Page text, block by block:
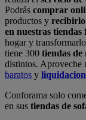
Podrás comprar
productos y
en nuestras tiendas
hogar y
tiene 300 tiendas de
distintos. Aproveche
baratos y
Conforama solo
en sus tiendas de